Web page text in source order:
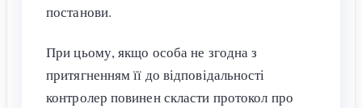
постанови.
При цьому, якщо особа не згодна з
притягненням її до відповідальності
контролер повинен скласти протокол про